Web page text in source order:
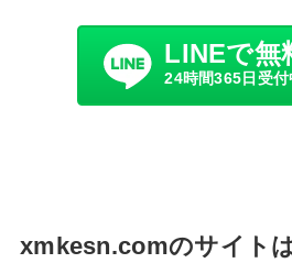
LINEで無
24時間365日受付
xmkesn.comのサイト